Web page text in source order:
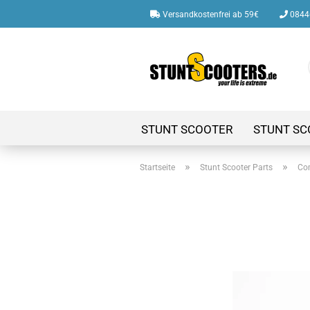
Versandkostenfrei ab 59€
STUNT SCOOTER STUNT
Startseite » Stunt Scooter Parts »